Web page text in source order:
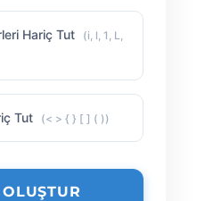
Hariç Tut
(i, l, 1, L,
Tut (< > { } [ ] ( ))